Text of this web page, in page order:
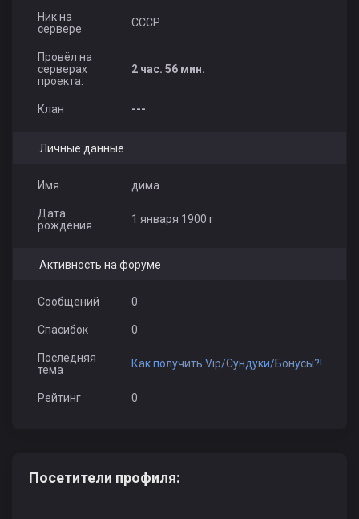
Ник на
сервере
СССР
Провёл на
серверах
проекта:
2 час. 56 мин.
Клан ---
Личные данные
Имя дима
Дата
рождения
1 января 1900 г
Активность на форуме
Сообщений 0
Спасибок 0
Последняя
тема
Как получить Vip/Сундуки/Бонусы?!
Рейтинг 0
Посетители профиля: